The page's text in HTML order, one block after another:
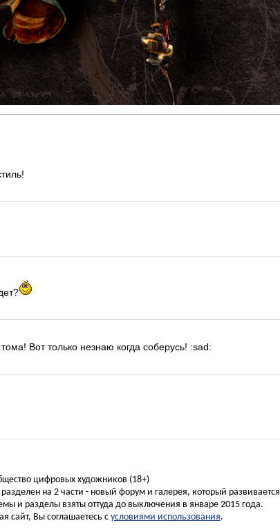
Вот только незнаю когда соберусь! :sad:
цифровых художников (18+)
на 2 части - новый форум и галерея, который развивается
и разделы взяты оттуда до выключения в январе 2015 года.
сайт, Вы соглашаетесь с условиями использования.